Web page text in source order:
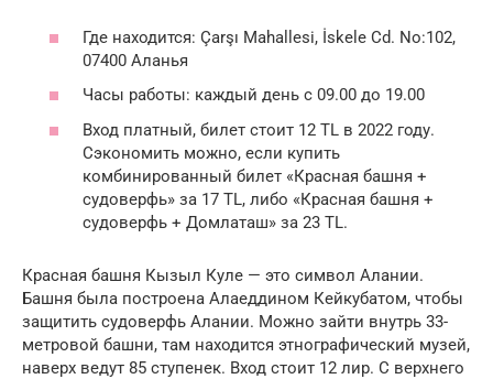
Где находится: Çarşı Mahallesi, İskele Cd. No:102,
07400 Аланья
Часы работы: каждый день с 09.00 до 19.00
Вход платный, билет стоит 12 TL в 2022 году.
Сэкономить можно, если купить
комбинированный билет «Красная башня +
судоверфь» за 17 TL, либо «Красная башня +
судоверфь + Домлаташ» за 23 TL.
Красная башня Кызыл Куле — это символ Алании.
Башня была построена Алаеддином Кейкубатом, чтобы
защитить судоверфь Алании. Можно зайти внутрь 33-
метровой башни, там находится этнографический музей,
наверх ведут 85 ступенек. Вход стоит 12 лир. С верхнего